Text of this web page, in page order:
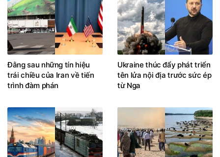
Đằng sau những tín hiệu
trái chiều của Iran về tiến
trình đàm phán
Ukraine thúc đẩy phát triển
tên lửa nội địa trước sức ép
từ Nga